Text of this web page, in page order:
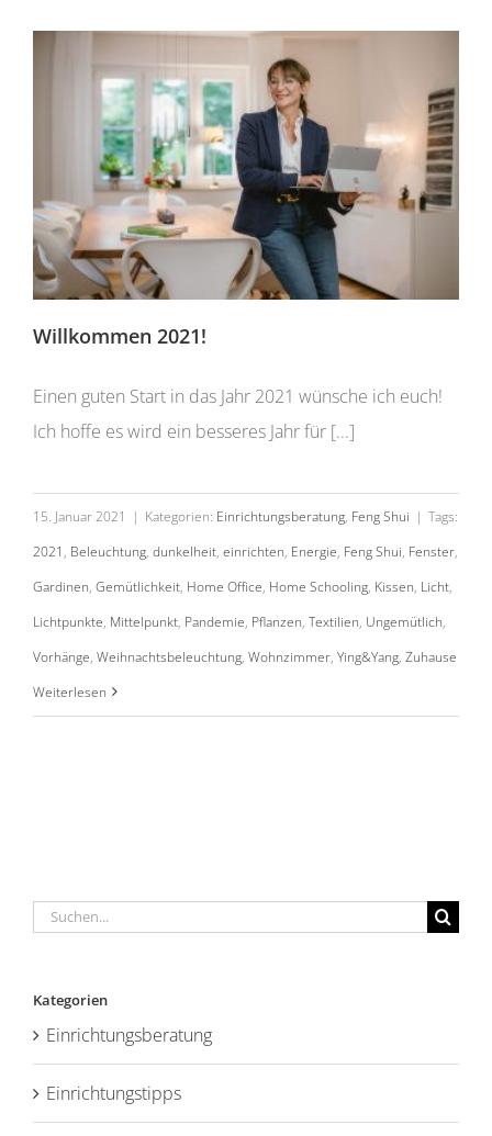
Willkommen 2021!
Einen guten Start in das Jahr 2021 wünsche ich euch!
Ich hoffe es wird ein besseres Jahr für [...]
15. Januar 2021 | Kategorien: Einrichtungsberatung, Feng Shui | Tags:
2021 , Beleuchtung, dunkelheit, einrichten, Energie, Feng Shui, Fenster,
Gardinen, Gemütlichkeit, Home Office, Home Schooling, Kissen, Licht,
Lichtpunkte, Mittelpunkt, Pandemie, Pflanzen, Textilien, Ungemütlich,
Vorhänge, Weihnachtsbeleuchtung, Wohnzimmer, Ying&Yang, Zuhause
Weiterlesen
Suche
Kategorien
Einrichtungsberatung
Einrichtungstipps